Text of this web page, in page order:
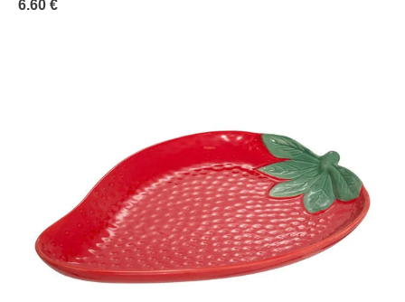
6.60 €